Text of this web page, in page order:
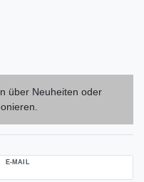
über Neuheiten oder
E-MAIL